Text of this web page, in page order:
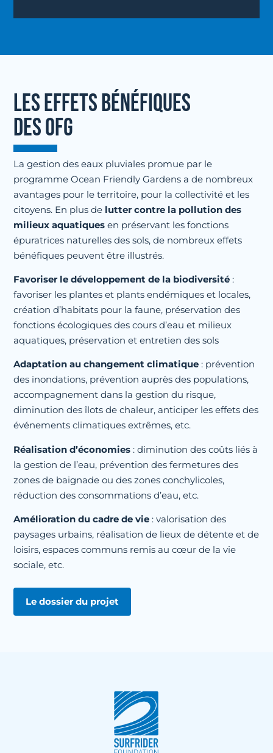
LES EFFETS BÉNÉFIQUES
DES OFG
La gestion des eaux pluviales promue par le
programme Ocean Friendly Gardens a de nombreux
avantages pour le territoire, pour la collectivité et les
citoyens. En plus de lutter contre la pollution des
milieux aquatiques en préservant les fonctions
épuratrices naturelles des sols, de nombreux effets
bénéfiques peuvent être illustrés.
Favoriser le développement de la biodiversité :
favoriser les plantes et plants endémiques et locales,
création d’habitats pour la faune, préservation des
fonctions écologiques des cours d’eau et milieux
aquatiques, préservation et entretien des sols
Adaptation au changement climatique : prévention
des inondations, prévention auprès des populations,
accompagnement dans la gestion du risque,
diminution des îlots de chaleur, anticiper les effets des
événements climatiques extrêmes, etc.
Réalisation d’économies : diminution des coûts liés à
la gestion de l’eau, prévention des fermetures des
zones de baignade ou des zones conchylicoles,
réduction des consommations d’eau, etc.
Amélioration du cadre de vie : valorisation des
paysages urbains, réalisation de lieux de détente et de
loisirs, espaces communs remis au cœur de la vie
sociale, etc.
Le dossier du projet